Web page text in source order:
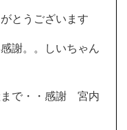
とうございます
謝。。しいちゃん
で・・感謝 宮内